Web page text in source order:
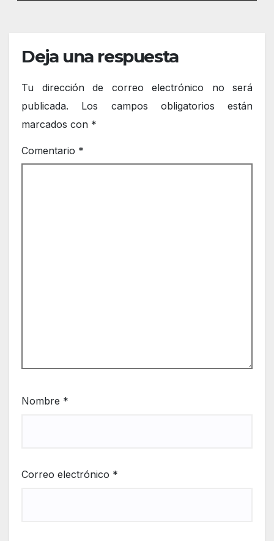
Deja una respuesta
Tu dirección de correo electrónico no será
publicada.
Los campos obligatorios están
marcados con *
Comentario *
Nombre *
Correo electrónico *